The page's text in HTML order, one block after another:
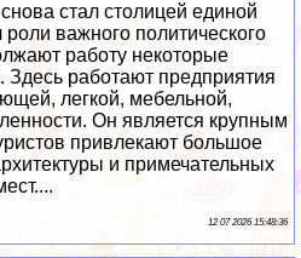
стал столицей единой
важного политического
работу некоторые
работают предприятия
легкой, мебельной,
Он является крупным
привлекают большое
и примечательных
12 07 2026 15:48:36